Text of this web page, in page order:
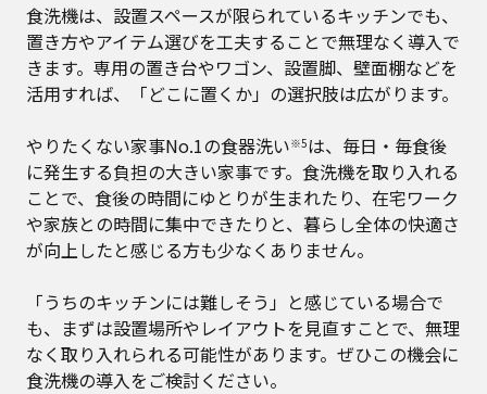
食洗機は、設置スペースが限られているキッチンでも、
置き方やアイテム選びを工夫することで無理なく導入で
きます。専用の置き台やワゴン、設置脚、壁面棚などを
活用すれば、「どこに置くか」の選択肢は広がります。
やりたくない家事No.1の食器洗い※5は、毎日・毎食後
に発生する負担の大きい家事です。食洗機を取り入れる
ことで、食後の時間にゆとりが生まれたり、在宅ワーク
や家族との時間に集中できたりと、暮らし全体の快適さ
が向上したと感じる方も少なくありません。
「うちのキッチンには難しそう」と感じている場合で
も、まずは設置場所やレイアウトを見直すことで、無理
なく取り入れられる可能性があります。ぜひこの機会に
食洗機の導入をご検討ください。